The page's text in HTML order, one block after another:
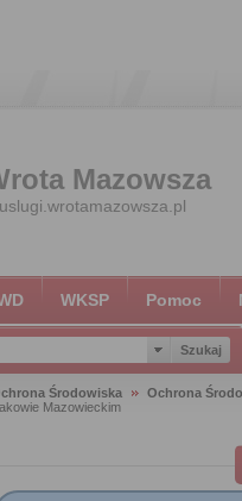
Mazowsza
WKSP Pomoc
Środowiska
Ochrona
Mazowieckim